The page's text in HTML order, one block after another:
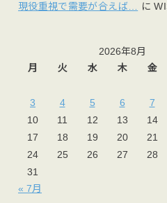
現役重視で需要が合えば… に
2026年8月
月
火 水 木 金
3
4 5 6 7
10
11 12 13 14
17
18 19 20 21
24
25 26 27 28
31
« 7月